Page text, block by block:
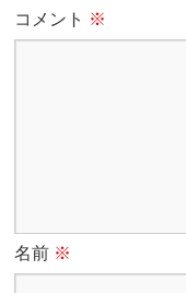
コメント ※
名前 ※